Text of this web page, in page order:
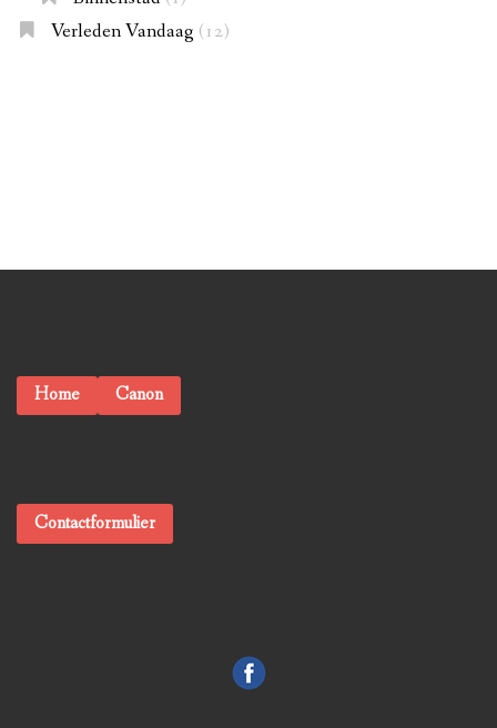
Verleden Vandaag (12)
Home Canon
Contactformulier